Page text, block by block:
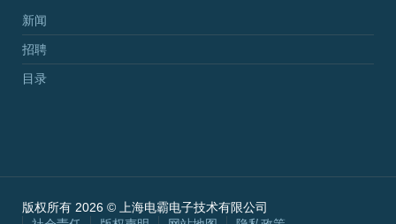
新闻
招聘
目录
版权所有 2026 © 上海电霸电子技术有限公司